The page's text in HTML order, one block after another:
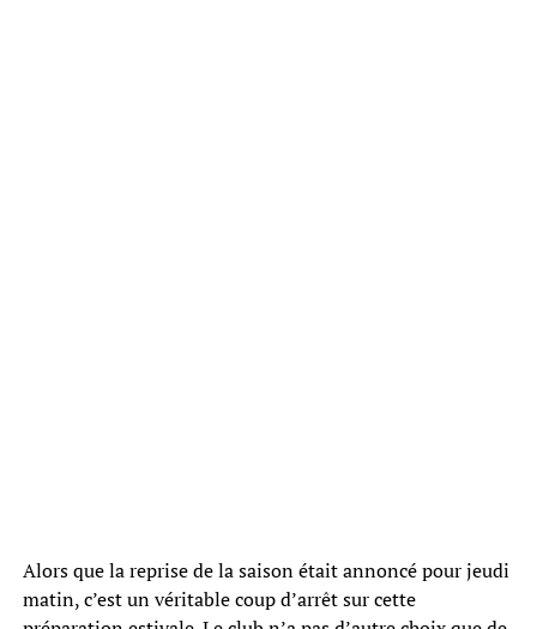
Alors que la reprise de la saison était annoncé pour jeudi
matin, c’est un véritable coup d’arrêt sur cette